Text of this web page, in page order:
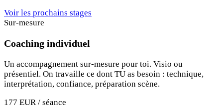
Voir les prochains stages
Sur-mesure
Coaching individuel
Un accompagnement sur-mesure pour toi. Visio ou
présentiel. On travaille ce dont TU as besoin : technique,
interprétation, confiance, préparation scène.
177 EUR / séance